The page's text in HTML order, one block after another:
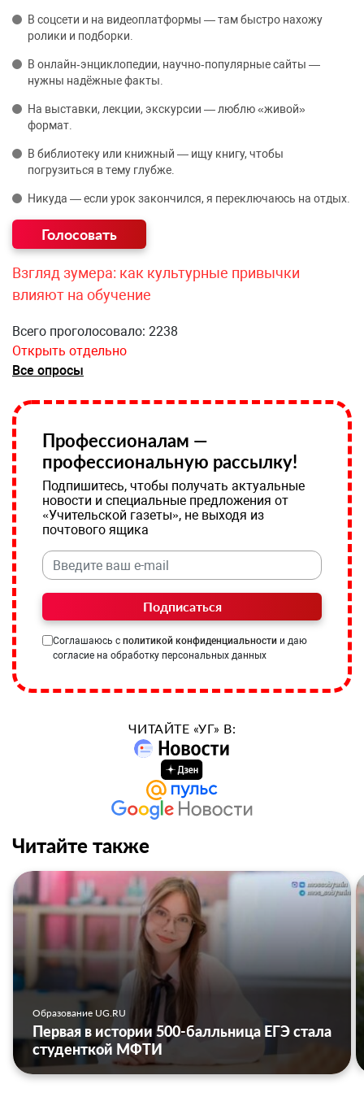
В соцсети и на видеоплатформы — там быстро нахожу
ролики и подборки.
В онлайн‑энциклопедии, научно‑популярные сайты —
нужны надёжные факты.
На выставки, лекции, экскурсии — люблю «живой»
формат.
В библиотеку или книжный — ищу книгу, чтобы
погрузиться в тему глубже.
Никуда — если урок закончился, я переключаюсь на отдых.
Взгляд зумера: как культурные привычки
влияют на обучение
Всего проголосовало: 2238
Открыть отдельно
Все опросы
Профессионалам —
профессиональную рассылку!
Подпишитесь, чтобы получать актуальные
новости и специальные предложения от
«Учительской газеты», не выходя из
почтового ящика
Подписаться
Соглашаюсь с политикой конфиденциальности и даю
согласие на обработку персональных данных
ЧИТАЙТЕ «УГ» В:
Читайте также
Образование UG.RU
Первая в истории 500-балльница ЕГЭ стала
студенткой МФТИ